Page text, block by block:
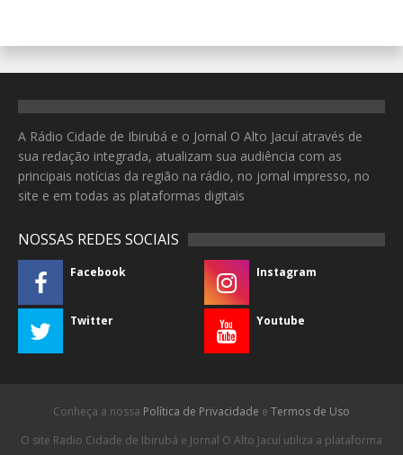
A Rádio Cidade de Ibirubá e o Jornal O Alto Jacuí através de
sua redação integrada, atualizam sua audiência com as
principais notícias da região na rádio, no jornal impresso, no
site e em todas as plataformas digitais
NOSSAS REDES SOCIAIS
Facebook Instagram
Twitter Youtube
Conheça a nossa Política de Privacidade e Termos de Uso
O site Radio Cidade de Ibirubá e Jornal O Alto Jacuí utiliza a plataforma